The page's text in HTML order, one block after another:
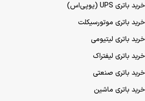
خرید باتری UPS (یو‌پی‌اس)
خرید باتری موتورسیکلت
خرید باتری لیتیومی
خرید باتری لیفتراک
خرید باتری صنعتی
خرید باتری ماشین